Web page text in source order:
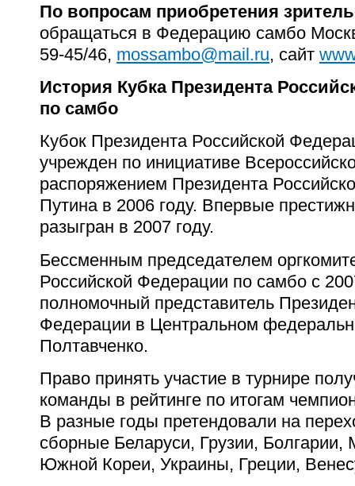
По вопросам приобретения
обращаться в Федерацию самбо
59-45/46, mossambo@mail.ru, сайт
История Кубка Президента
по самбо
Кубок Президента Российской
учрежден по инициативе
распоряжением Президента
Путина в 2006 году. Впервые
разыгран в 2007 году.
Бессменным председателем
Российской Федерации по самбо с
полномочный представитель
Федерации в Центральном
Полтавченко.
Право принять участие в турнире
команды в рейтинге по итогам
В разные годы претендовали на
сборные Беларуси, Грузии, Болгарии,
Южной Кореи, Украины, Греции,